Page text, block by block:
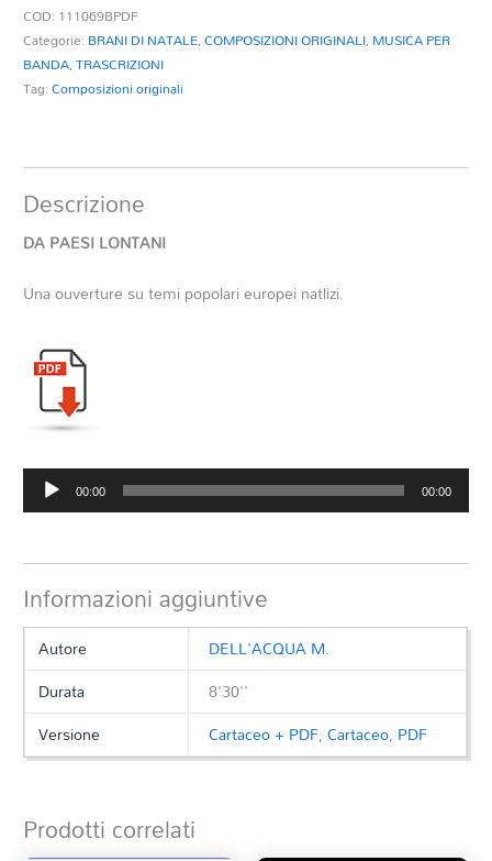
COD: 111069BPDF
Categorie: BRANI DI NATALE,COMPOSIZIONI ORIGINALI, MUSICA PER
BANDA,TRASCRIZIONI
Tag:Composizioni originali
Descrizione
DA PAESI LONTANI
Una ouverture su temi popolari europei natlizi.
Audio
Player
00:00 00:00
Informazioni aggiuntive
Autore
DELL'ACQUA M.
Durata
8'30''
Versione
Cartaceo + PDF,Cartaceo, PDF
Prodotti correlati